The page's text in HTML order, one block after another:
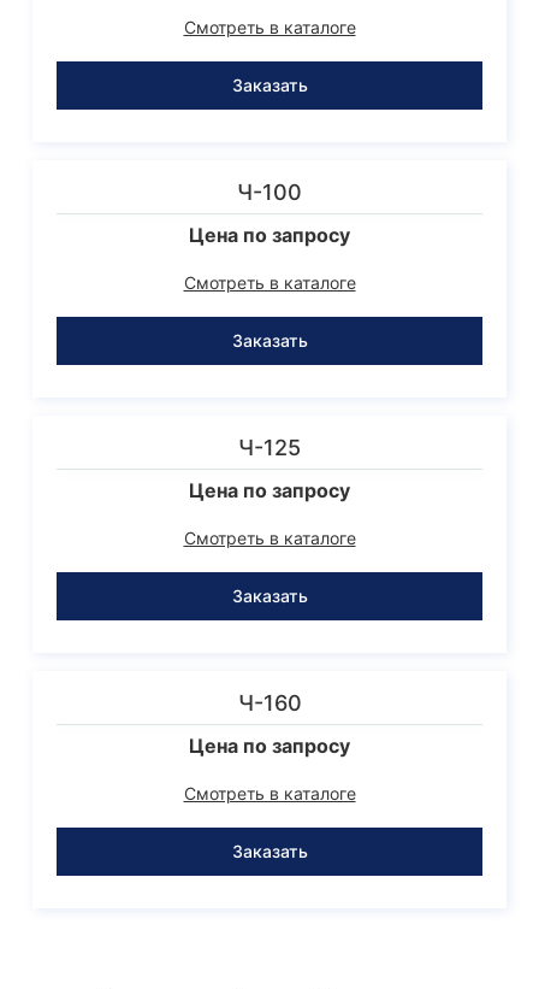
Смотреть в каталоге
Заказать
Ч-100
Цена по запросу
Смотреть в каталоге
Заказать
Ч-125
Цена по запросу
Смотреть в каталоге
Заказать
Ч-160
Цена по запросу
Смотреть в каталоге
Заказать